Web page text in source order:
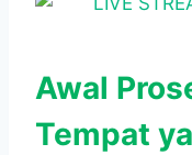
Awal
Tempat